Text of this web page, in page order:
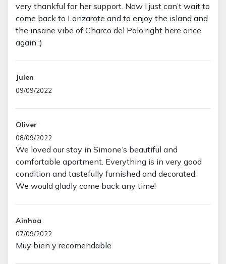
very thankful for her support. Now I just can’t wait to
come back to Lanzarote and to enjoy the island and
the insane vibe of Charco del Palo right here once
again ;)
Julen
09/09/2022
Oliver
08/09/2022
We loved our stay in Simone‘s beautiful and
comfortable apartment. Everything is in very good
condition and tastefully furnished and decorated.
We would gladly come back any time!
Ainhoa
07/09/2022
Muy bien y recomendable